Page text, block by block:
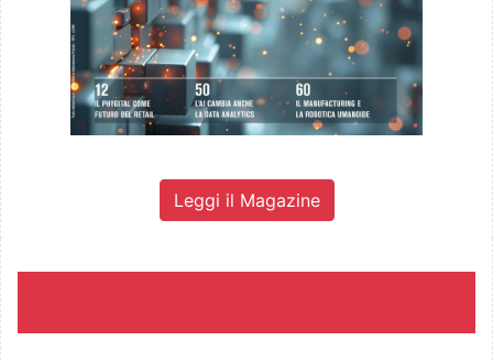
Leggi il Magazine